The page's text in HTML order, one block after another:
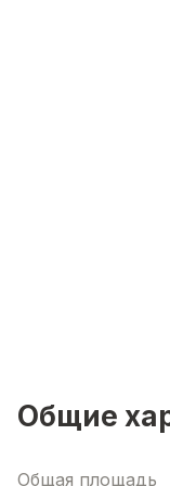
Общие
Общая площадь